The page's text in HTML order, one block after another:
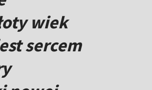
wiek
sercem